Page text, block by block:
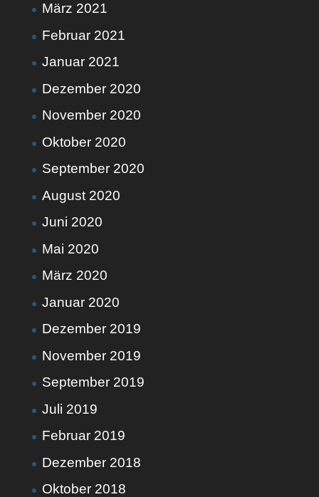
März 2021
Februar 2021
Januar 2021
Dezember 2020
November 2020
Oktober 2020
September 2020
August 2020
Juni 2020
Mai 2020
März 2020
Januar 2020
Dezember 2019
November 2019
September 2019
Juli 2019
Februar 2019
Dezember 2018
Oktober 2018